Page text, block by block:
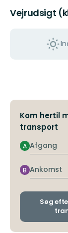
Vejrudsigt
Kom hertil
transport
Afgang
A
Ankomst
B
Søg